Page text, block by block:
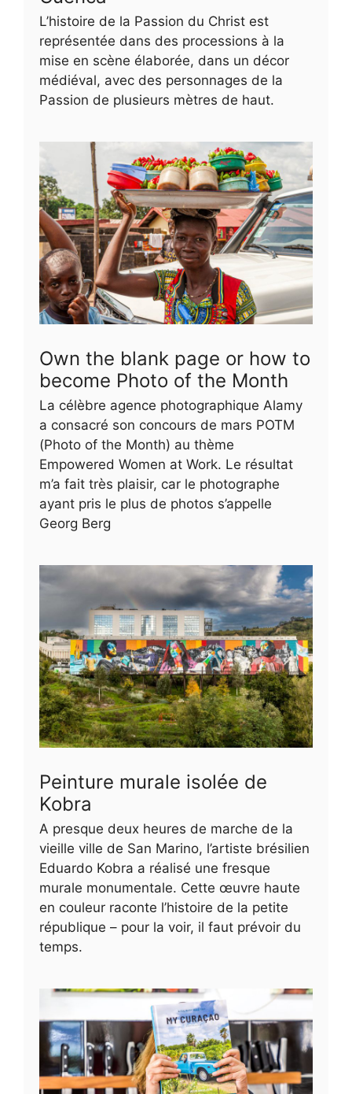
L’histoire de la Passion du Christ est
représentée dans des processions à la
mise en scène élaborée, dans un décor
médiéval, avec des personnages de la
Passion de plusieurs mètres de haut.
Own the blank page or how to
become Photo of the Month
La célèbre agence photographique Alamy
a consacré son concours de mars POTM
(Photo of the Month) au thème
Empowered Women at Work. Le résultat
m’a fait très plaisir, car le photographe
ayant pris le plus de photos s’appelle
Georg Berg
Peinture murale isolée de
Kobra
A presque deux heures de marche de la
vieille ville de San Marino, l’artiste brésilien
Eduardo Kobra a réalisé une fresque
murale monumentale. Cette œuvre haute
en couleur raconte l’histoire de la petite
république – pour la voir, il faut prévoir du
temps.